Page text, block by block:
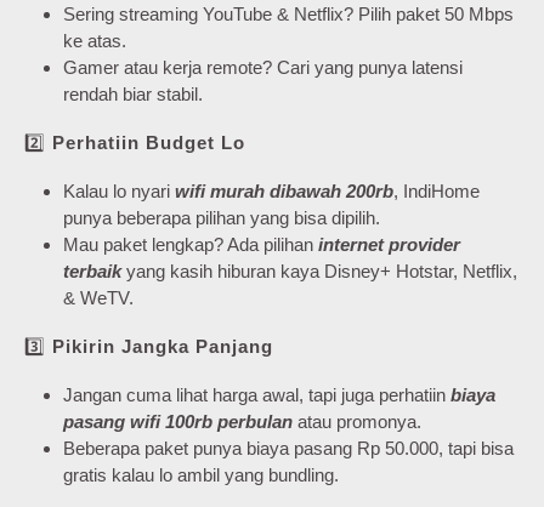
Sering streaming YouTube & Netflix? Pilih paket 50 Mbps
ke atas.
Gamer atau kerja remote? Cari yang punya latensi
rendah biar stabil.
2️⃣ Perhatiin Budget Lo
Kalau lo nyari wifi murah dibawah 200rb, IndiHome
punya beberapa pilihan yang bisa dipilih.
Mau paket lengkap? Ada pilihan internet provider
terbaikyang kasih hiburan kaya Disney+ Hotstar, Netflix,
& WeTV.
3️⃣ Pikirin Jangka Panjang
Jangan cuma lihat harga awal, tapi juga perhatiin biaya
pasang wifi 100rb perbulan atau promonya.
Beberapa paket punya biaya pasang Rp 50.000, tapi bisa
gratis kalau lo ambil yang bundling.